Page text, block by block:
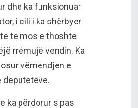
dhe ka funksionuar
i cili i ka shërbyer
të mos e thoshte
rrëmujë vendin. Ka
vëmendjen e
deputetëve.
ka përdorur sipas